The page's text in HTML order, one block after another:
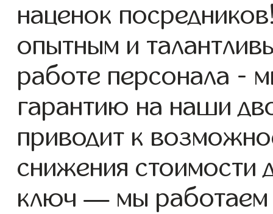
наценок
опытным и
работе персонала -
гарантию на наши
приводит к
снижения стоимости
ключ — мы